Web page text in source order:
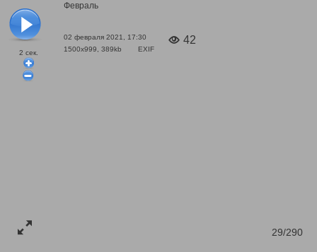
2 сек.
Февраль
02 февраля 2021, 17:30
1500x999, 389kb
EXIF
42
29/290